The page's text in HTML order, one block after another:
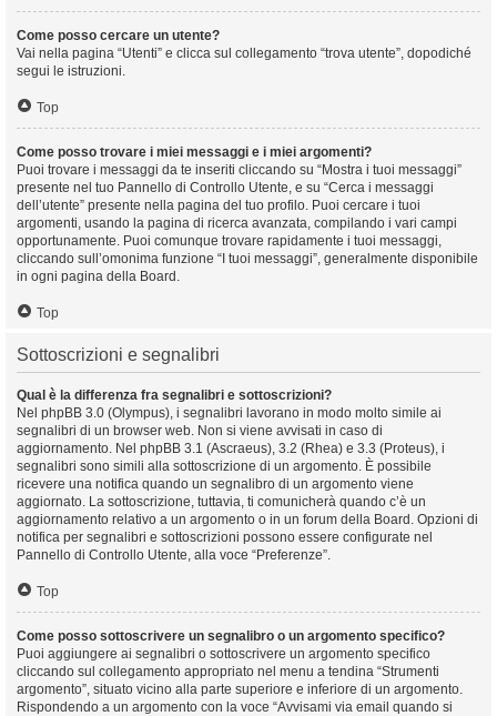
Come posso cercare un utente?
Vai nella pagina “Utenti” e clicca sul collegamento “trova utente”, dopodiché
segui le istruzioni.
Top
Come posso trovare i miei messaggi e i miei argomenti?
Puoi trovare i messaggi da te inseriti cliccando su “Mostra i tuoi messaggi”
presente nel tuo Pannello di Controllo Utente, e su “Cerca i messaggi
dell’utente” presente nella pagina del tuo profilo. Puoi cercare i tuoi
argomenti, usando la pagina di ricerca avanzata, compilando i vari campi
opportunamente. Puoi comunque trovare rapidamente i tuoi messaggi,
cliccando sull’omonima funzione “I tuoi messaggi”, generalmente disponibile
in ogni pagina della Board.
Top
Sottoscrizioni e segnalibri
Qual è la differenza fra segnalibri e sottoscrizioni?
Nel phpBB 3.0 (Olympus), i segnalibri lavorano in modo molto simile ai
segnalibri di un browser web. Non si viene avvisati in caso di
aggiornamento. Nel phpBB 3.1 (Ascraeus), 3.2 (Rhea) e 3.3 (Proteus), i
segnalibri sono simili alla sottoscrizione di un argomento. È possibile
ricevere una notifica quando un segnalibro di un argomento viene
aggiornato. La sottoscrizione, tuttavia, ti comunicherà quando c’è un
aggiornamento relativo a un argomento o in un forum della Board. Opzioni di
notifica per segnalibri e sottoscrizioni possono essere configurate nel
Pannello di Controllo Utente, alla voce “Preferenze”.
Top
Come posso sottoscrivere un segnalibro o un argomento specifico?
Puoi aggiungere ai segnalibri o sottoscrivere un argomento specifico
cliccando sul collegamento appropriato nel menu a tendina “Strumenti
argomento”, situato vicino alla parte superiore e inferiore di un argomento.
Rispondendo a un argomento con la voce “Avvisami via email quando si